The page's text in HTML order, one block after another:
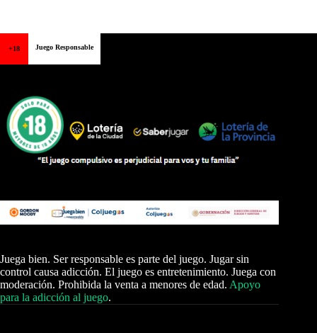
+18 Juego Responsable
Juega bien. Ser responsable es parte del juego. Jugar sin
control causa adicción. El juego es entretenimiento. Juega con
moderación. Prohibida la venta a menores de edad. Apoyo
para la adicción al juego.